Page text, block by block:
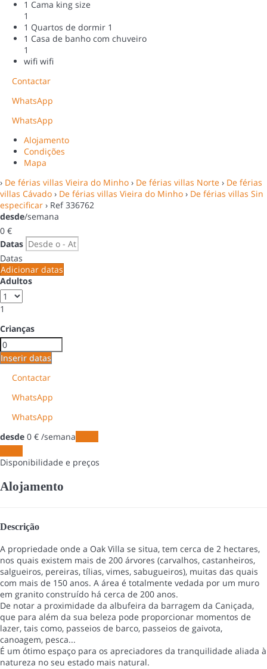
1 Cama king size
1
1 Quartos de dormir 1
1 Casa de banho com chuveiro
1
wifi wifi
Contactar
WhatsApp
WhatsApp
Alojamento
Condições
Mapa
› De férias villas Vieira do Minho › De férias villas Norte › De férias
villas Cávado › De férias villas Vieira do Minho › De férias villas Sin
especificar › Ref 336762
desde/semana
0 €
Datas
Datas
Adicionar datas
Adultos
1
Crianças
Inserir datas
Contactar
WhatsApp
WhatsApp
desde 0 € /semana
Disponibilidade e preços
Alojamento
Descrição
A propriedade onde a Oak Villa se situa, tem cerca de 2 hectares,
nos quais existem mais de 200 árvores (carvalhos, castanheiros,
salgueiros, pereiras, tílias, vimes, sabugueiros), muitas das quais
com mais de 150 anos. A área é totalmente vedada por um muro
em granito construído há cerca de 200 anos.
De notar a proximidade da albufeira da barragem da Caniçada,
que para além da sua beleza pode proporcionar momentos de
lazer, tais como, passeios de barco, passeios de gaivota,
canoagem, pesca...
É um ótimo espaço para os apreciadores da tranquilidade aliada à
natureza no seu estado mais natural.